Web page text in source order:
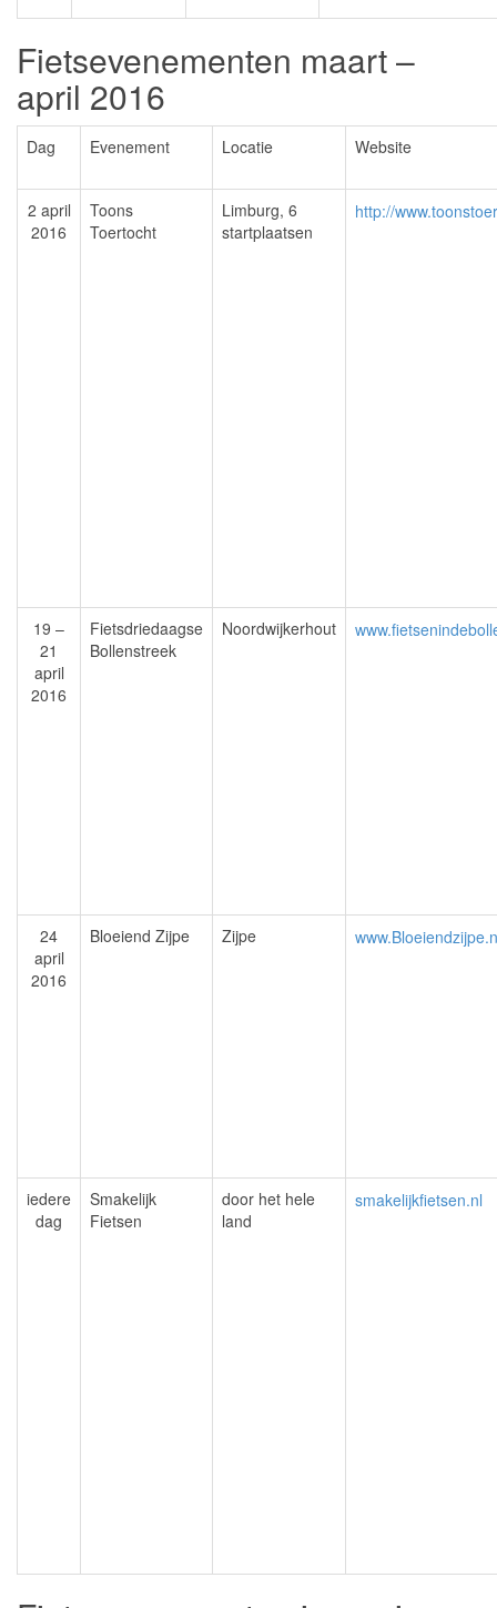
Fietsevenementen maart –
april 2016
Dag Evenement Locatie Website
2 april
2016
Toons
Toertocht
Limburg, 6
startplaatsen
http://
19 –
21
april
2016
Fietsdriedaagse
Bollenstreek
Noordwijkerhout
24
april
2016
Bloeiend Zijpe Zijpe
iedere
dag
Smakelijk
Fietsen
door het hele
land
smakelijkfietsen.nl